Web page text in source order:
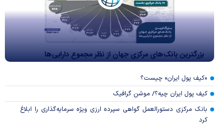
بزرگترین بانک‌های مرکزی جهان از نظر مجموع دارایی‌ها
«کیف پول ایران» چیست؟
کیف پول ایران چیه؟/ موشن گرافیک
بانک مرکزی دستورالعمل گواهی سپرده ارزی ویژه سرمایه‌گذاری را ابلاغ
کرد